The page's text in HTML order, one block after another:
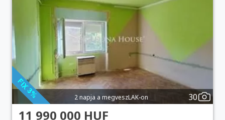
2 napja a megveszLAK-on 30
11 990 000 HUF